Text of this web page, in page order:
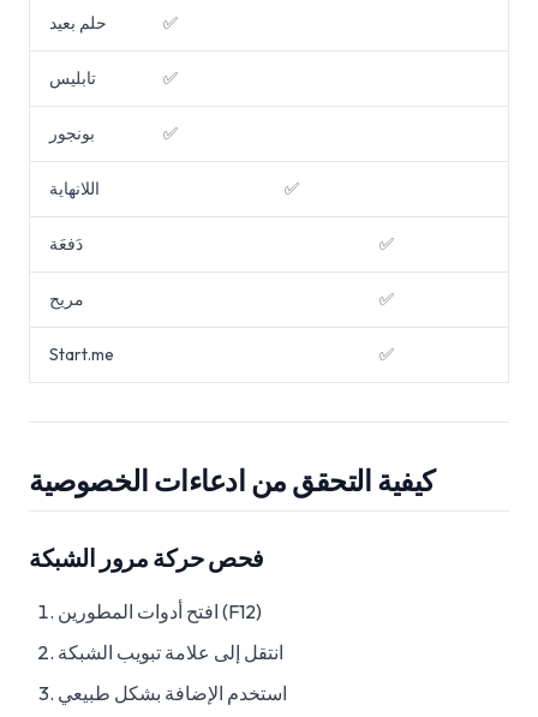
حلم بعيد ✅
تابليس ✅
بونجور ✅
اللانهاية ✅
دَفعَة ✅
مريح ✅
Start.me ✅
كيفية التحقق من ادعاءات الخصوصية
فحص حركة مرور الشبكة
افتح أدوات المطورين (F12)
انتقل إلى علامة تبويب الشبكة
استخدم الإضافة بشكل طبيعي